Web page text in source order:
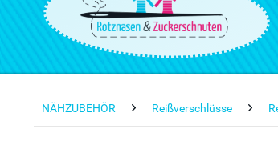
NÄHZUBEHÖR Reißverschlüsse